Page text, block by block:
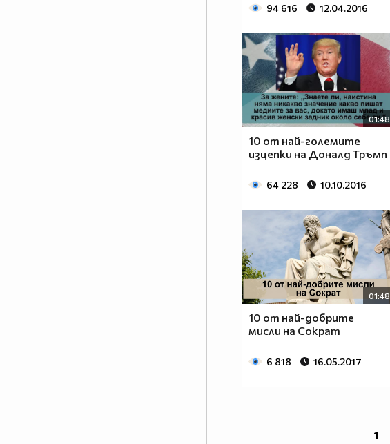
94 616 12.04.2016
01:48
10 от най-големите
изцепки на Доналд Тръмп
64 228 10.10.2016
01:48
10 от най-добрите
мисли на Сократ
6 818 16.05.2017
1